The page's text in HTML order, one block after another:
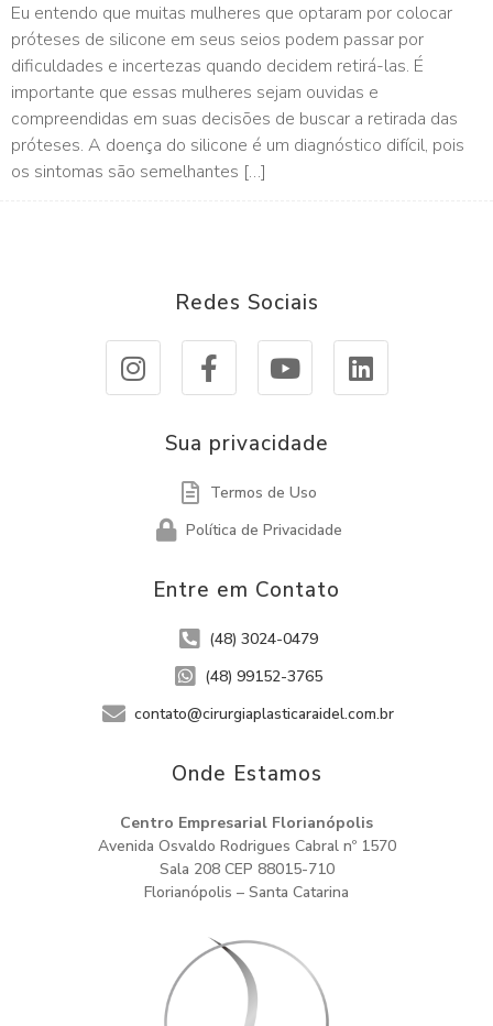
Eu entendo que muitas mulheres que optaram por colocar
próteses de silicone em seus seios podem passar por
dificuldades e incertezas quando decidem retirá-las. É
importante que essas mulheres sejam ouvidas e
compreendidas em suas decisões de buscar a retirada das
próteses. A doença do silicone é um diagnóstico difícil, pois
os sintomas são semelhantes […]
Entre em Contato
(48) 3024-0479
(48) 99152-3765
contato@cirurgiaplasticaraidel.com.br
Onde Estamos​
Centro Empresarial Florianópolis
Avenida Osvaldo Rodrigues Cabral nº 1570
Sala 208 CEP 88015-710
Florianópolis – Santa Catarina
Redes Sociais
Sua privacidade
Termos de Uso
Política de Privacidade